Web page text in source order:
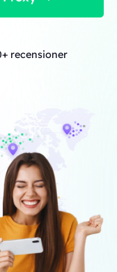
recensioner